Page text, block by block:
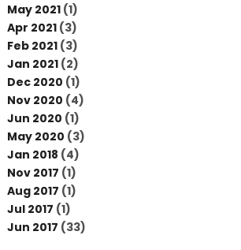
May 2021(1)
Apr 2021(3)
Feb 2021(3)
Jan 2021(2)
Dec 2020 (1)
Nov 2020 (4)
Jun 2020 (1)
May 2020 (3)
Jan 2018 (4)
Nov 2017 (1)
Aug 2017 (1)
Jul 2017 (1)
Jun 2017 (33)